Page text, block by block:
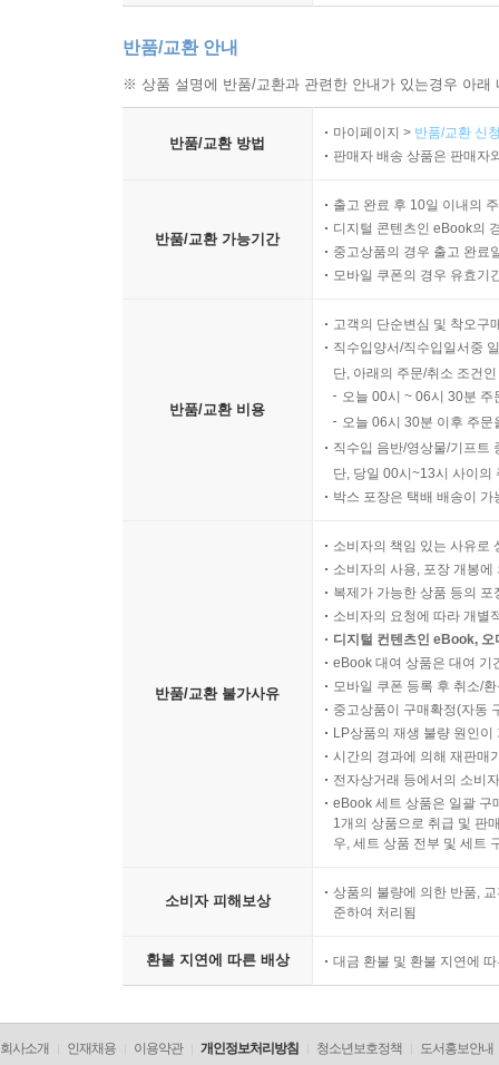
반품/교환 안내
※ 상품 설명에 반품/교환과 관련한 안내가 있는경우 아
반품/교환 방법
마이페이지 > 반품/교환 신
판매자 배송 상품은 판매자
반품/교환 가능기간
출고 완료 후 10일 이내의
디지털 콘텐츠인 eBook의
중고상품의 경우 출고 완료
모바일 쿠폰의 경우 유효기
반품/교환 비용
고객의 단순변심 및 착오구
직수입양서/직수입일서중
단, 아래의 주문/취소 조건
오늘 00시 ~ 06시 30분
오늘 06시 30분 이후 주
직수입 음반/영상물/기프트
단, 당일 00시~13시 사이의
박스 포장은 택배 배송이
반품/교환 불가사유
소비자의 책임 있는 사유로
소비자의 사용, 포장 개봉
복제가 가능한 상품 등의
소비자의 요청에 따라 개별
디지털 컨텐츠인 eBook,
eBook 대여 상품은 대여 기
모바일 쿠폰 등록 후 취소/
중고상품이 구매확정(자동
LP상품의 재생 불량 원인
시간의 경과에 의해 재판매
전자상거래 등에서의 소비
eBook 세트 상품은 일괄 구
1개의 상품으로 취급 및 판
우, 세트 상품 전부 및 세트
소비자 피해보상
상품의 불량에 의한 반품,
준하여 처리됨
환불 지연에 따른 배상 대금 환불 및 환불 지연에
회사소개 인재채용 이용약관 개인정보처리방침 청소년보호정책 도서홍보안내